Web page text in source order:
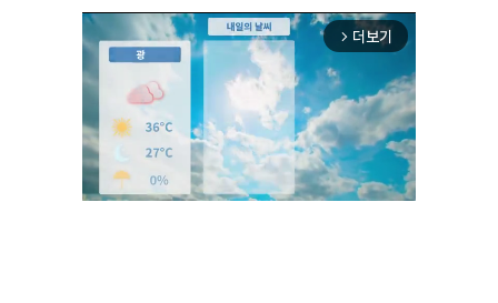
arrow_forward_ios 더보기